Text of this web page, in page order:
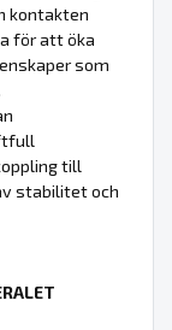
kontakten
för att öka
som
till
stabilitet och